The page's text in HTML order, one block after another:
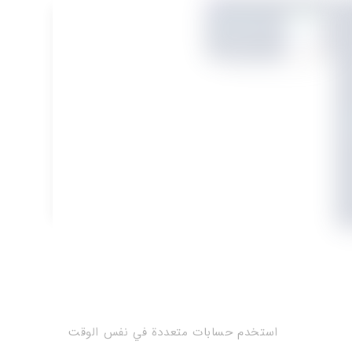
استخدم حسابات متعددة في نفس الوقت